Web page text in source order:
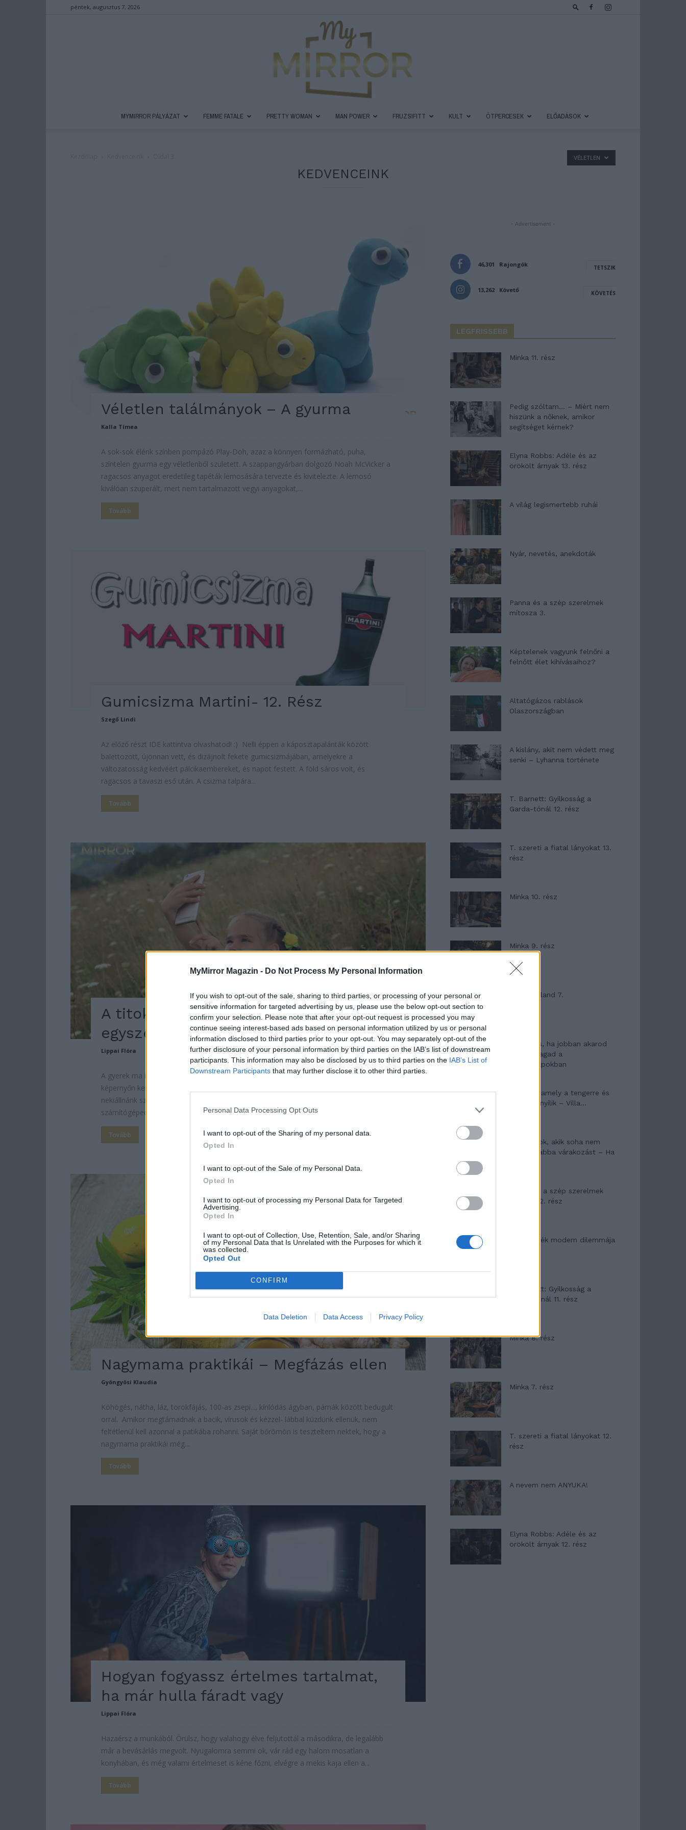
MyMirror Magazin - Do Not Process My Personal Information
If you wish to opt-out of the sale, sharing to third parties, or processing of your personal or
sensitive information for targeted advertising by us, please use the below opt-out section to
confirm your selection. Please note that after your opt-out request is processed you may
continue seeing interest-based ads based on personal information utilized by us or personal
information disclosed to third parties prior to your opt-out. You may separately opt-out of the
further disclosure of your personal information by third parties on the IAB’s list of downstream
participants. This information may also be disclosed by us to third parties on the IAB’s List of
Downstream Participants that may further disclose it to other third parties.
Personal Data Processing Opt Outs
I want to opt-out of the Sharing of my personal data.
Opted In
I want to opt-out of the Sale of my Personal Data.
Opted In
I want to opt-out of processing my Personal Data for Targeted
Advertising.
Opted In
I want to opt-out of Collection, Use, Retention, Sale, and/or Sharing
of my Personal Data that Is Unrelated with the Purposes for which it
was collected.
Opted Out
CONFIRM
Data Deletion Data Access Privacy Policy
péntek, augusztus 7, 2026
MYMIRROR PÁLYÁZAT FEMME FATALE PRETTY WOMAN MAN POWER FRUZSIFITT KULT ÖTPERCESEK ELŐADÁSOK
KEDVENCEINK
VÉLETLEN
Véletlen találmányok – A gyurma
Kalla Tímea
A sok-sok élénk színben pompázó Play-Doh, azaz a könnyen formázható, puha,
színtelen gyurma egy véletlenből született. A szappangyárban dolgozó Noah McVicker a
ragacsos anyagot eredetileg tapéták lemosására tervezte és kivitelezte. A lemosó
kiválóan szuperált, mert nem tartalmazott vegyi anyagokat,...
Tovább
Gumicsizma Martini- 12. Rész
Szegő Lindi
Az előző részt IDE kattintva olvashatod! :) Nelli éppen a káposztapalánták között
balettozott, újonnan vett, és dizájnolt fekete gumicsizmájában, amelyekre a
változatosság kedvéért pálcikaembereket, és napot festett. A föld sáros volt, és
ragacsos a tavaszi eső után. A csizma talpára...
Tovább
A titok: Néha kapcsold ki! Ennyire
egyszerű. Komolyan.
Lippai Flóra
A gyerek ma is focizik a pöttyös labdával - csak épp egy applikáció segítségével, a
képernyőn keresztül. Az okos kütyühasználat viszont fejleszthet is. Mielőtt közösen
nekiállnánk szidni a digitális generációt, gondolj csak bele, mennyire szereted a
számítógéped. Egy áramszünet felér...
Tovább
Nagymama praktikái – Megfázás ellen
Gyöngyösi Klaudia
Köhögés, nátha, láz, torokfájás, 100-as zsepi..., kínlódás ágyban, párnák között bedugult
orral. Amikor megtámadnak a bacik, vírusok és kézzel- lábbal küzdünk ellenük, nem
feltétlenül kell azonnal a patikába rohanni. Saját bőrömön is teszteltem nektek, hogy a
nagymama praktikái még...
Tovább
Hogyan fogyassz értelmes tartalmat,
ha már hulla fáradt vagy
Lippai Flóra
Hazaérsz a munkából. Örülsz, hogy valahogy élve feljutottál a másodikra, de legalább
már a bevásárlás megvolt. Nyugalomra semmi ok, vár rád egy halom mosatlan a
konyhában, és még valami értelmeset is kéne főzni, elvégre a mekis kaja ellen a...
Tovább
- Advertisement -
46,301 Rajongók TETSZIK
13,262 Követő KÖVETÉS
LEGFRISSEBB
Minka 11. rész
Pedig szóltam… – Miért nem
hiszünk a nőknek, amikor
segítséget kérnek?
Elyna Robbs: Adéle és az
örökölt árnyak 13. rész
A világ legismertebb ruhái
Nyár, nevetés, anekdoták
Panna és a szép szerelmek
mítosza 3.
Képtelenek vagyunk felnőni a
felnőtt élet kihívásaihoz?
Altatógázos rablások
Olaszországban
A kislány, akit nem védett meg
senki – Lyhanna története
T. Barnett: Gyilkosság a
Garda-tónál 12. rész
T. szereti a fiatal lányokat 13.
rész
Minka 10. rész
Minka 9. rész
Máltai kaland 7.
10 tanács, ha jobban akarod
érezni magad a
hétköznapokban
Egy ház, amely a tengerre és
a fényre nyílik – Villa...
A családok, akik soha nem
hagyták abba várakozást – Ha
Panna és a szép szerelmek
mítosza 2. rész
Az ereklyék modern dilemmája
T. Barnett: Gyilkosság a
Garda-tónál 11. rész
Minka 8. rész
Minka 7. rész
T. szereti a fiatal lányokat 12.
rész
A nevem nem ANYUKA!
Elyna Robbs: Adéle és az
örökölt árnyak 12. rész